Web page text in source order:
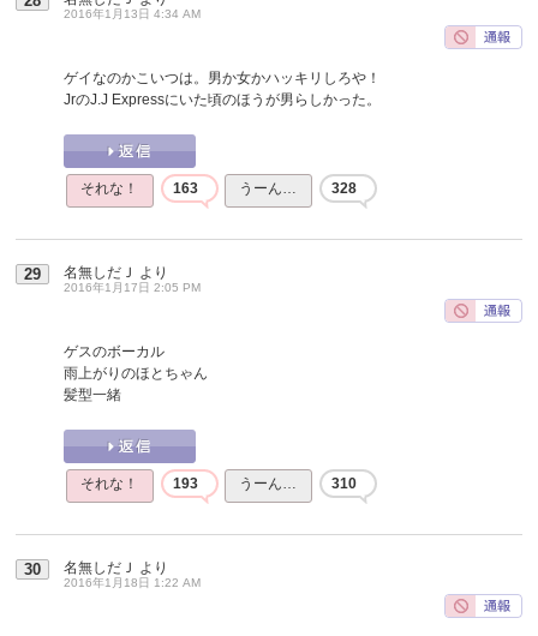
2016年1月13日 4:34 AM
ゲイなのかこいつは。男か女かハッキリしろや！
JrのJ.J Expressにいた頃のほうが男らしかった。
それな！ 163 うーん… 328
29 名無しだＪ より
2016年1月17日 2:05 PM
ゲスのボーカル
雨上がりのほとちゃん
髪型一緒
それな！ 193 うーん… 310
30 名無しだＪ より
2016年1月18日 1:22 AM